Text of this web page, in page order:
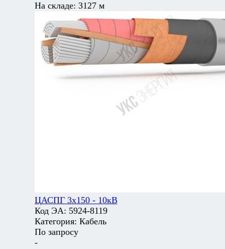
На складе: 3127 м
ЦАСПГ 3х150 - 10кВ
Код ЭА: 5924-8119
Категория: Кабель
По запросу
-